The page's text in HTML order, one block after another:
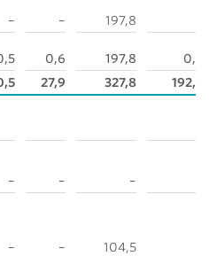
– – 197,8
0,6 197,8
0,5
27,9 327,8 192,2
– – –
– – 104,5